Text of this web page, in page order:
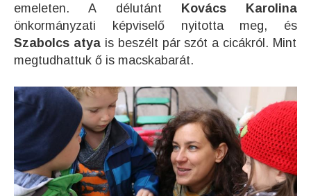
emeleten. A délutánt Kovács Karolina
önkormányzati képviselő nyitotta meg, és
Szabolcs atyais beszélt pár szót a cicákról. Mint
megtudhattuk ő is macskabarát.